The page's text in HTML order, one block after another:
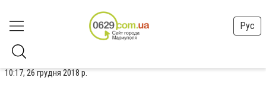
Рус
10:17, 26 грудня 2018 р.